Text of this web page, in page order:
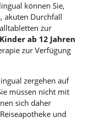
können Sie,
akuten Durchfall
zur
ab 12 Jahren
zur Verfügung
zergehen auf
müssen nicht mit
sich daher
und